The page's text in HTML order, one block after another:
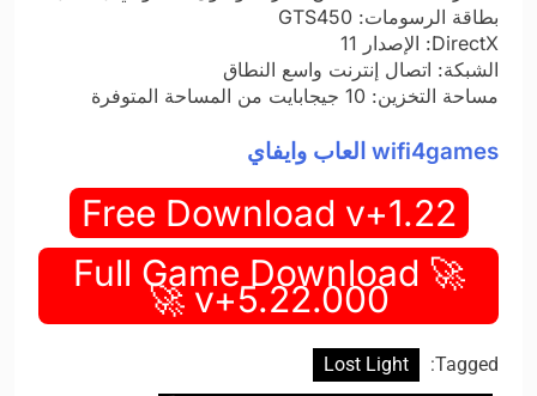
بطاقة الرسومات: GTS450
DirectX: الإصدار 11
الشبكة: اتصال إنترنت واسع النطاق
مساحة التخزين: 10 جيجابايت من المساحة المتوفرة
wifi4games العاب وايفاي
Free Download v+1.22
🚀 Full Game Download
v+5.22.000 🚀
Tagged:
Lost Light